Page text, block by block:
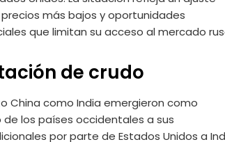
más bajos y oportunidades
que limitan su acceso al mercado
de crudo
China como India emergieron como
los países occidentales a sus
por parte de Estados Unidos a